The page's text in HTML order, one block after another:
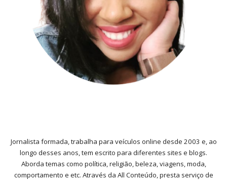
Jornalista formada, trabalha para veículos online desde 2003 e, ao
longo desses anos, tem escrito para diferentes sites e blogs.
Aborda temas como política, religião, beleza, viagens, moda,
comportamento e etc. Através da All Conteúdo, presta serviço de